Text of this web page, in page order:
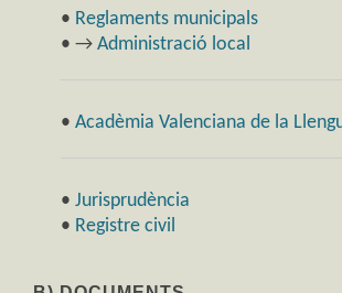
• Reglaments municipals
• → Administració local
• Acadèmia Valenciana de la
• Jurisprudència
• Registre civil